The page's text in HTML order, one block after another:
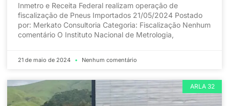
Inmetro e Receita Federal realizam operação de
fiscalização de Pneus Importados 21/05/2024 Postado
por: Merkato Consultoria Categoria: Fiscalização Nenhum
comentário O Instituto Nacional de Metrologia,
21 de maio de 2024 Nenhum comentário
ARLA 32